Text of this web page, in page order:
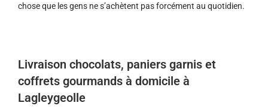
chose que les gens ne s’achètent pas forcément au quotidien.
Livraison chocolats, paniers garnis et
coffrets gourmands à domicile à
Lagleygeolle